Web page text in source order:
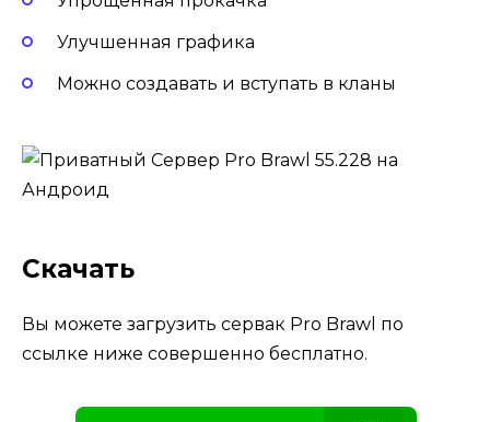
Улучшенная графика
Можно создавать и вступать в кланы
Скачать
Вы можете загрузить сервак Pro Brawl по
ссылке ниже совершенно бесплатно.